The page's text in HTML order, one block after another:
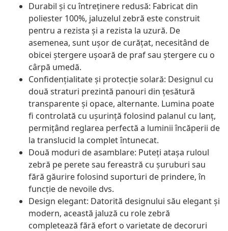
Durabil și cu întreținere redusă: Fabricat din
poliester 100%, jaluzelul zebră este construit
pentru a rezista și a rezista la uzură. De
asemenea, sunt ușor de curățat, necesitând de
obicei ștergere ușoară de praf sau ștergere cu o
cârpă umedă.
Confidențialitate și protecție solară: Designul cu
două straturi prezintă panouri din țesătură
transparente și opace, alternante. Lumina poate
fi controlată cu ușurință folosind palanul cu lanț,
permițând reglarea perfectă a luminii încăperii de
la translucid la complet întunecat.
Două moduri de asamblare: Puteți atașa ruloul
zebră pe perete sau fereastră cu șuruburi sau
fără găurire folosind suporturi de prindere, în
funcție de nevoile dvs.
Design elegant: Datorită designului său elegant și
modern, această jaluză cu role zebră
completează fără efort o varietate de decoruri